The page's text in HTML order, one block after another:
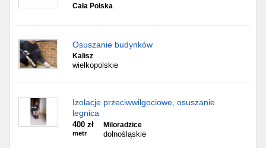
Cała Polska
Osuszanie budynków
Kalisz
wielkopolskie
Izolacje przeciwwilgociowe, osuszanie
legnica
400 zł
metr
Miloradzice
dolnośląskie